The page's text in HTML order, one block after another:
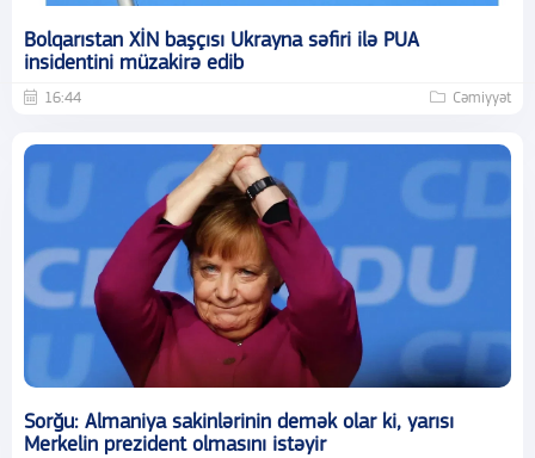
Bolqarıstan XİN başçısı Ukrayna səfiri ilə PUA
insidentini müzakirə edib
16:44 Cəmiyyət
Sorğu: Almaniya sakinlərinin demək olar ki, yarısı
Merkelin prezident olmasını istəyir